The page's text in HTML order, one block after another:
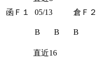
函Ｆ１
05/13 倉Ｆ２
B B B
直近16